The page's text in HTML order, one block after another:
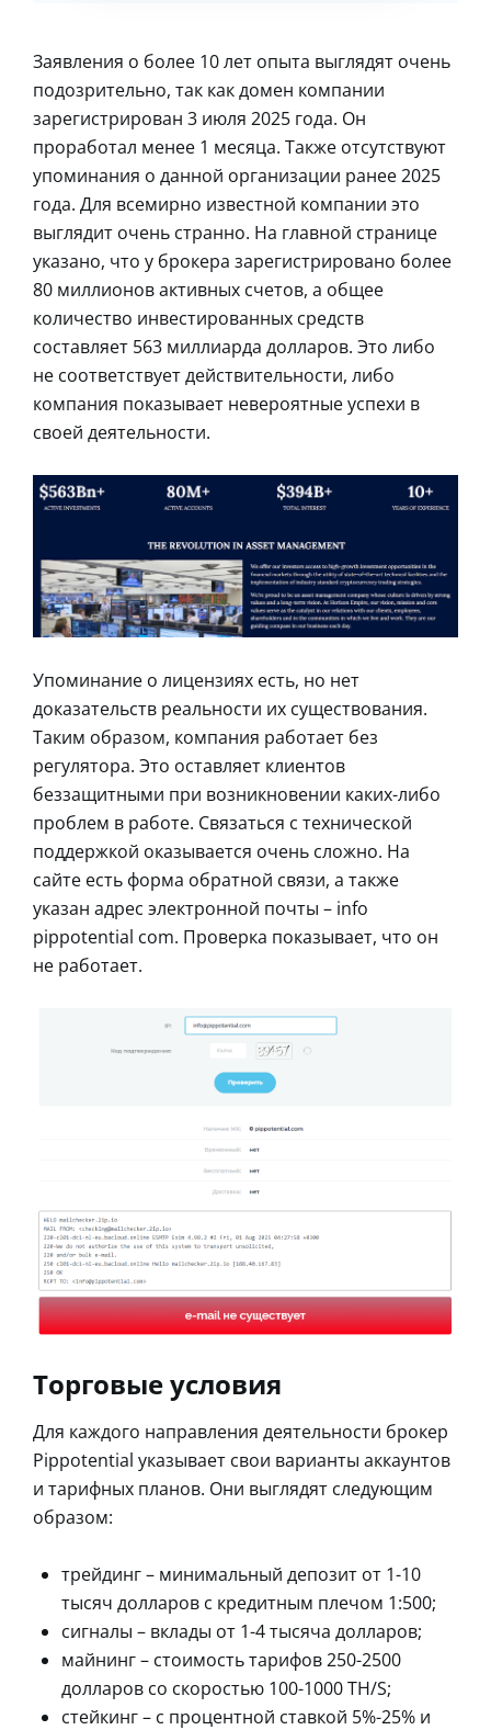
Заявления о более 10 лет опыта выглядят очень
подозрительно, так как домен компании
зарегистрирован 3 июля 2025 года. Он
проработал менее 1 месяца. Также отсутствуют
упоминания о данной организации ранее 2025
года. Для всемирно известной компании это
выглядит очень странно. На главной странице
указано, что у брокера зарегистрировано более
80 миллионов активных счетов, а общее
количество инвестированных средств
составляет 563 миллиарда долларов. Это либо
не соответствует действительности, либо
компания показывает невероятные успехи в
своей деятельности.
Упоминание о лицензиях есть, но нет
доказательств реальности их существования.
Таким образом, компания работает без
регулятора. Это оставляет клиентов
беззащитными при возникновении каких-либо
проблем в работе. Связаться с технической
поддержкой оказывается очень сложно. На
сайте есть форма обратной связи, а также
указан адрес электронной почты – info
pippotential com. Проверка показывает, что он
не работает.
Торговые условия
Для каждого направления деятельности брокер
Pippotential указывает свои варианты аккаунтов
и тарифных планов. Они выглядят следующим
образом:
трейдинг – минимальный депозит от 1-10
тысяч долларов с кредитным плечом 1:500;
сигналы – вклады от 1-4 тысяча долларов;
майнинг – стоимость тарифов 250-2500
долларов со скоростью 100-1000 TH/S;
стейкинг – с процентной ставкой 5%-25% и